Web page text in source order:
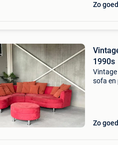
Zo
1990s
sofa en
Zo